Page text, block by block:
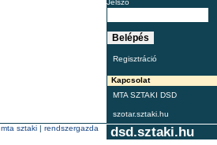
Jelszó
Regisztráció
Kapcsolat
MTA SZTAKI DSD
szotar.sztaki.hu
dsd.sztaki.hu
mta sztaki | rendszergazda